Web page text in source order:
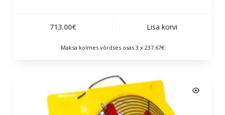
713.00€ Lisa korvi
Maksa kolmes võrdses osas 3 x 237.67€